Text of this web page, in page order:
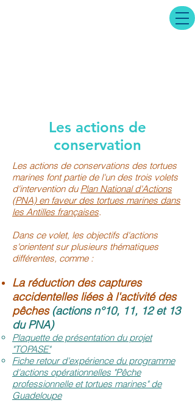
Les actions de
conservation
Les actions de conservations des tortues
marines font partie de l'un des trois volets
d'intervention du Plan National d'Actions
(PNA) en faveur des tortues marines dans
les Antilles françaises.
Dans ce volet, les objectifs d'actions
s'orientent sur plusieurs thématiques
différentes, comme :
La réduction des captures
accidentelles liées à l'activité des
pêches(actions n°10, 11, 12 et 13
du PNA)
Plaquette de présentation du projet
"TOPASE"
Fiche retour d'expérience du programme
d'actions opérationnelles "Pêche
professionnelle et tortues marines" de
Guadeloupe